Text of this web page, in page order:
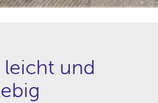
und